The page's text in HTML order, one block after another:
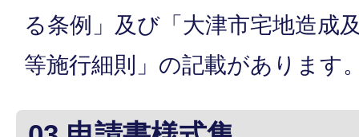
る条例」及び「大津市宅地造成
等施行細則」の記載があります